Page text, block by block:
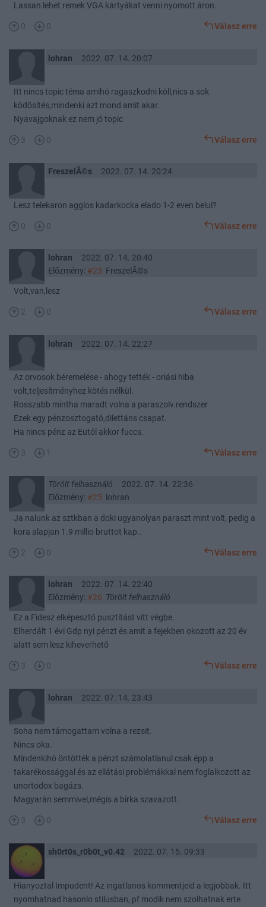
Lassan lehet remek VGA kártyákat venni nyomott áron.
0 0 Válasz erre
lohran 2022. 07. 14. 20:07
Itt nincs topic téma amihö ragaszkodni köll,nics a sok
ködösítés,mindenki azt mond amit akar.
Nyavajgoknak ez nem jó topic
3 0 Válasz erre
FreszelÃ©s 2022. 07. 14. 20:24
Lesz telekaron agglos kadarkocka elado 1-2 even belul?
0 0 Válasz erre
lohran
2022. 07. 14. 20:40
Előzmény: #23 FreszelÃ©s
Volt,van,lesz
2 0 Válasz erre
lohran 2022. 07. 14. 22:27
Az orvosok béremelése - ahogy tették - oriási hiba
volt,teljesítményhez kötés nélkül.
Rosszabb mintha maradt volna a paraszolv.rendszer
Ezek egy pénzosztogató,dilettáns csapat.
Ha nincs pénz az Eutól akkor fuccs.
3 1 Válasz erre
Törölt felhasználó
2022. 07. 14. 22:36
Előzmény: #25 lohran
Ja nalunk az sztkban a doki ugyanolyan paraszt mint volt, pedig a
kora alapjan 1.9 millio bruttot kap..
2 0 Válasz erre
lohran
2022. 07. 14. 22:40
Előzmény: #26 Törölt felhasználó
Ez a Fidesz elképesztő pusztítást vitt végbe.
Elherdált 1 évi Gdp nyi pénzt és amit a fejekben okozott az 20 év
alatt sem lesz kiheverhető
3 0 Válasz erre
lohran 2022. 07. 14. 23:43
Soha nem támogattam volna a rezsit.
Nincs oka.
Mindenkihö öntötték a pénzt számolatlanul csak épp a
takarékossággal és az ellátási problémákkal nem foglalkozott az
unortodox bagázs.
Magyarán semmivel,mégis a birka szavazott.
3 0 Válasz erre
sh0rt0s_r0b0t_v0.42 2022. 07. 15. 09:33
Hianyoztal Impudent! Az ingatlanos kommentjeid a legjobbak. Itt
nyomhatnad hasonlo stilusban, pf modik nem szolhatnak erte